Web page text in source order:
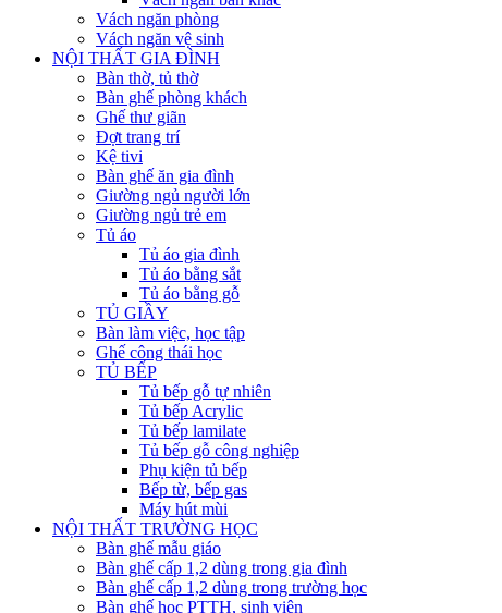
Vách ngăn phòng
Vách ngăn vệ sinh
NỘI THẤT GIA ĐÌNH
Bàn thờ, tủ thờ
Bàn ghế phòng khách
Ghế thư giãn
Đợt trang trí
Kệ tivi
Bàn ghế ăn gia đình
Giường ngủ người lớn
Giường ngủ trẻ em
Tủ áo
Tủ áo gia đình
Tủ áo bằng sắt
Tủ áo bằng gỗ
TỦ GIẦY
Bàn làm việc, học tập
Ghế công thái học
TỦ BẾP
Tủ bếp gỗ tự nhiên
Tủ bếp Acrylic
Tủ bếp lamilate
Tủ bếp gỗ công nghiệp
Phụ kiện tủ bếp
Bếp từ, bếp gas
Máy hút mùi
NỘI THẤT TRƯỜNG HỌC
Bàn ghế mẫu giáo
Bàn ghế cấp 1,2 dùng trong gia đình
Bàn ghế cấp 1,2 dùng trong trường học
Bàn ghế học PTTH, sinh viên